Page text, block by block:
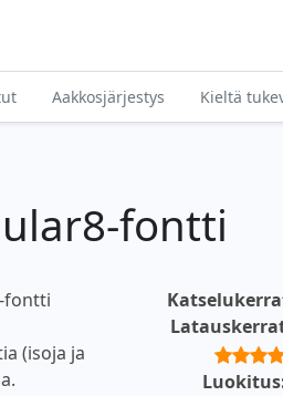
Aakkosjärjestys Kieltä
fontti
fontti
(isoja ja